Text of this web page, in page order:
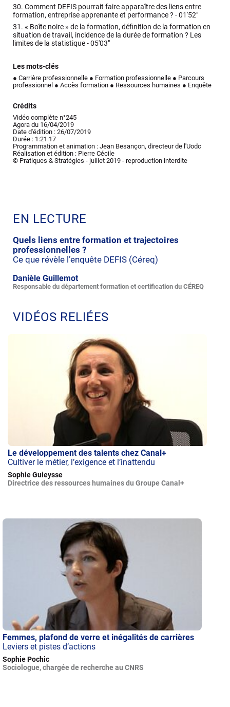
30. Comment DEFIS pourrait faire apparaître des liens entre
formation, entreprise apprenante et performance ? -01'52"
31. « Boîte noire » de la formation, définition de la formation en
situation de travail, incidence de la durée de formation ? Les
limites de la statistique -05'03"
Les mots-clés
● Carrière professionnelle ● Formation professionnelle ● Parcours
professionnel ● Accès formation ● Ressources humaines ● Enquête
Crédits
Vidéo complète n°245
Agora du 16/04/2019
Date d'édition : 26/07/2019
Durée : 1:21:17
Programmation et animation : Jean Besançon, directeur de l'Uodc
Réalisation et édition : Pierre Cécile
© Pratiques & Stratégies - juillet 2019 - reproduction interdite
EN LECTURE
Quels liens entre formation et trajectoires
professionnelles ?
Ce que révèle l’enquête DEFIS (Céreq)
Danièle Guillemot
Responsable du département formation et certification du CÉREQ
VIDÉOS RELIÉES
Le développement des talents chez Canal+
Cultiver le métier, l’exigence et l’inattendu
Sophie Guieysse
Directrice des ressources humaines du Groupe Canal+
Femmes, plafond de verre et inégalités de carrières
Leviers et pistes d’actions
Sophie Pochic
Sociologue, chargée de recherche au CNRS